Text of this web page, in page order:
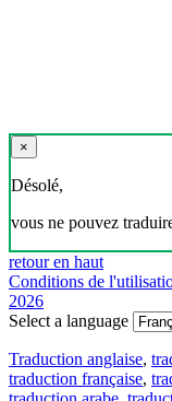
×
Désolé,
vous ne pouvez
retour en haut
Conditions de
2026
Select a language
Traduction anglaise,
traduction française,